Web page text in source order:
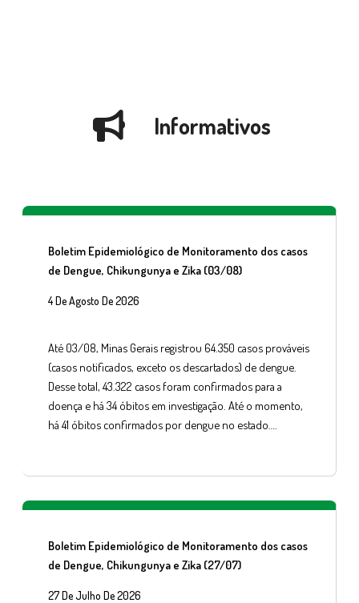
Informativos
Boletim Epidemiológico de Monitoramento dos casos
de Dengue, Chikungunya e Zika (03/08)
4 De Agosto De 2026
Até 03/08, Minas Gerais registrou 64.350 casos prováveis
(casos notificados, exceto os descartados) de dengue.
Desse total, 43.322 casos foram confirmados para a
doença e há 34 óbitos em investigação. Até o momento,
há 41 óbitos confirmados por dengue no estado….
Boletim Epidemiológico de Monitoramento dos casos
de Dengue, Chikungunya e Zika (27/07)
27 De Julho De 2026